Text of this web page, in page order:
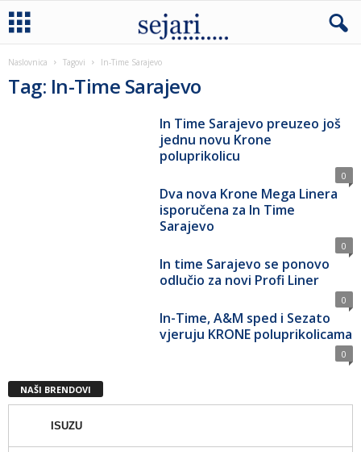
Naslovnica Tagovi In-Time Sarajevo
Tag: In-Time Sarajevo
In Time Sarajevo preuzeo još
jednu novu Krone
poluprikolicu
0
Dva nova Krone Mega Linera
isporučena za In Time
Sarajevo
0
In time Sarajevo se ponovo
odlučio za novi Profi Liner
0
In-Time, A&M sped i Sezato
vjeruju KRONE poluprikolicama
0
NAŠI BRENDOVI